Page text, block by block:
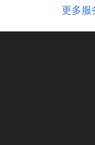
吸
不
更多服